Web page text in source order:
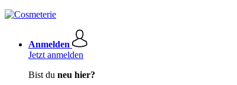
Anmelden
Jetzt anmelden
Bist du neu hier?